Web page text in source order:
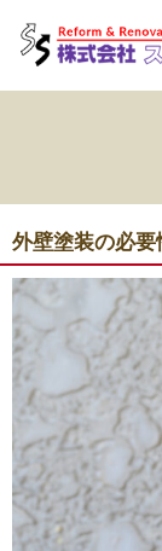
外壁塗装の必